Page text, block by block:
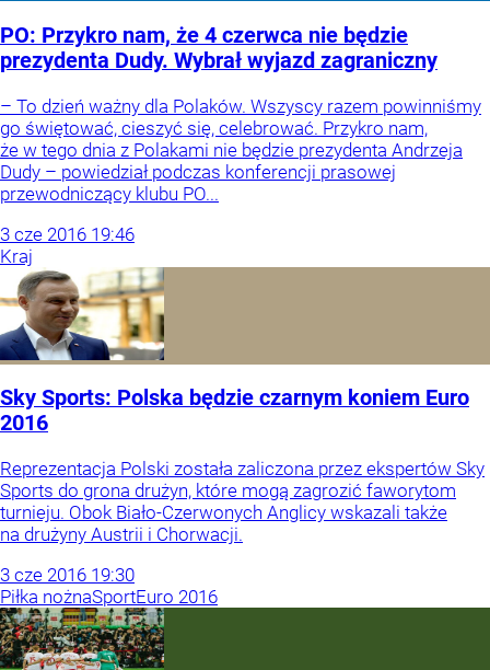
PO: Przykro nam, że 4 czerwca nie będzie
prezydenta Dudy. Wybrał wyjazd zagraniczny
– To dzień ważny dla Polaków. Wszyscy razem powinniśmy
go świętować, cieszyć się, celebrować. Przykro nam,
że w tego dnia z Polakami nie będzie prezydenta Andrzeja
Dudy – powiedział podczas konferencji prasowej
przewodniczący klubu PO...
3 cze 2016 19:46
Kraj
Sky Sports: Polska będzie czarnym koniem Euro
2016
Reprezentacja Polski została zaliczona przez ekspertów Sky
Sports do grona drużyn, które mogą zagrozić faworytom
turnieju. Obok Biało-Czerwonych Anglicy wskazali także
na drużyny Austrii i Chorwacji.
3 cze 2016 19:30
Piłka nożnaSportEuro 2016